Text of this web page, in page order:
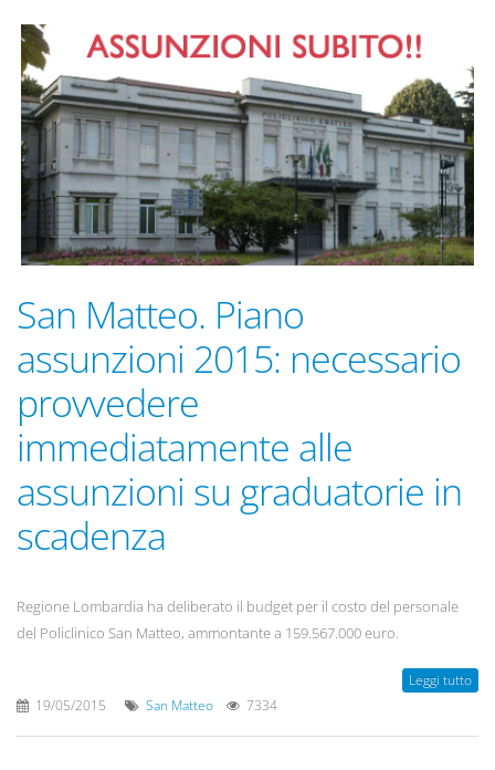
San Matteo. Piano
assunzioni 2015: necessario
provvedere
immediatamente alle
assunzioni su graduatorie in
scadenza
Regione Lombardia ha deliberato il budget per il costo del personale
del Policlinico San Matteo, ammontante a 159.567.000 euro.
Leggi tutto
19/05/2015 San Matteo 7334